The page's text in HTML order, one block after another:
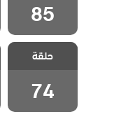
85
مسلسل لا تترك
يدي مدبلج
الحلقة 74
حلقة
74